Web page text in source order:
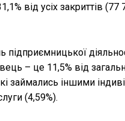
від усіх закриттів
підприємницької
– це 11,5% від
займались іншими
(4,59%).